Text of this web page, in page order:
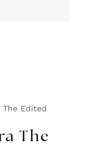
Edited
The